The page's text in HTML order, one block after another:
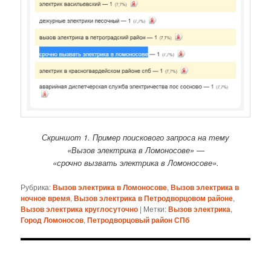
Скриншот 1. Пример поискового запроса на тему
«Вызов электрика в Ломоносове» —
«срочно вызвать электрика в Ломоносове».
Рубрика:Вызов электрика в Ломоносове,Вызов электрика в
ночное время,Вызов электрика в Петродворцовом районе,
Вызов электрика круглосуточно | Метки:Вызов электрика,
Город Ломоносов,Петродворцовый район СПб